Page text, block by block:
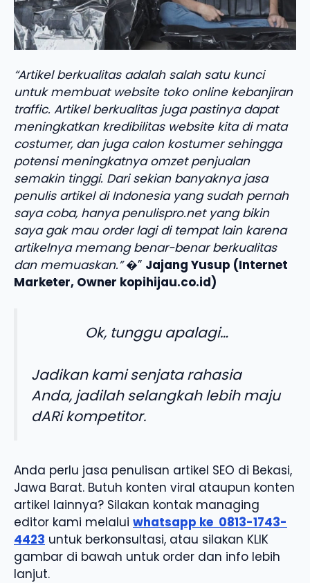
“Artikel berkualitas adalah salah satu kunci
untuk membuat website toko online kebanjiran
traffic. Artikel berkualitas juga pastinya dapat
meningkatkan kredibilitas website kita di mata
costumer, dan juga calon kostumer sehingga
potensi meningkatnya omzet penjualan
semakin tinggi. Dari sekian banyaknya jasa
penulis artikel di Indonesia yang sudah pernah
saya coba, hanya penulispro.net yang bikin
saya gak mau order lagi di tempat lain karena
artikelnya memang benar-benar berkualitas
dan memuaskan.”�” Jajang Yusup (Internet
Marketer, Owner kopihijau.co.id)
Ok, tunggu apalagi…
Jadikan kami senjata rahasia
Anda, jadilah selangkah lebih maju
dARi kompetitor.
Anda perlu jasa penulisan artikel SEO di Bekasi,
Jawa Barat. Butuh konten viral ataupun konten
artikel lainnya? Silakan kontak managing
editor kami melalui whatsapp ke 0813-1743-
4423 untuk berkonsultasi, atau silakan KLIK
gambar di bawah untuk order dan info lebih
lanjut.